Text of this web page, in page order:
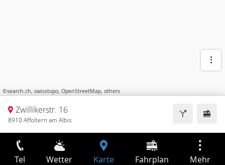
©search.ch, swisstopo, OpenStreetMap, others
Zwillikerstr. 16
8910 Affoltern am Albis
Tel Wetter Karte Fahrplan Mehr